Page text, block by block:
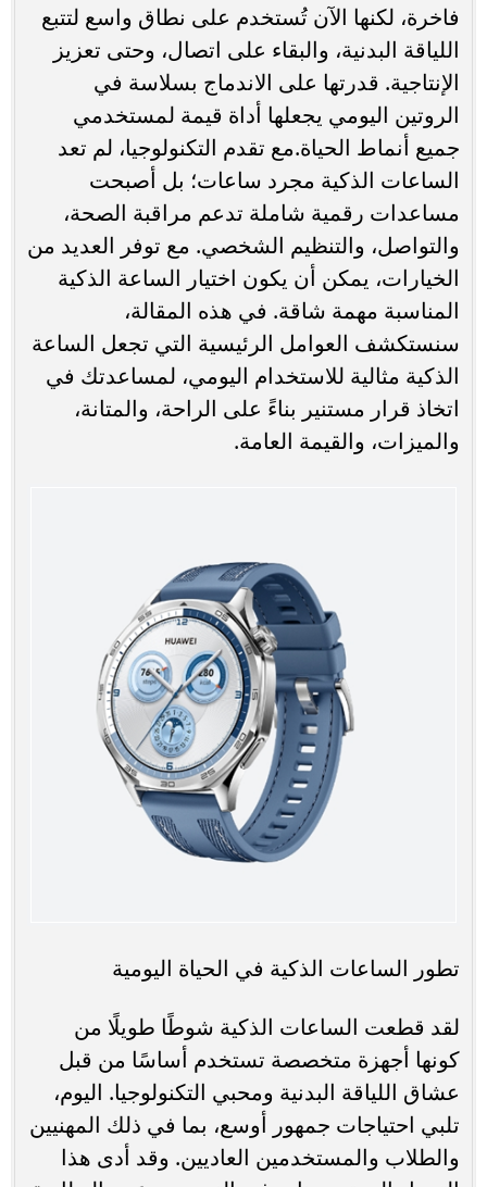
فاخرة، لكنها الآن تُستخدم على نطاق واسع لتتبع
اللياقة البدنية، والبقاء على اتصال، وحتى تعزيز
الإنتاجية. قدرتها على الاندماج بسلاسة في
الروتين اليومي يجعلها أداة قيمة لمستخدمي
جميع أنماط الحياة.مع تقدم التكنولوجيا، لم تعد
الساعات الذكية مجرد ساعات؛ بل أصبحت
مساعدات رقمية شاملة تدعم مراقبة الصحة،
والتواصل، والتنظيم الشخصي. مع توفر العديد من
الخيارات، يمكن أن يكون اختيار الساعة الذكية
المناسبة مهمة شاقة. في هذه المقالة،
سنستكشف العوامل الرئيسية التي تجعل الساعة
الذكية مثالية للاستخدام اليومي، لمساعدتك في
اتخاذ قرار مستنير بناءً على الراحة، والمتانة،
والميزات، والقيمة العامة.
تطور الساعات الذكية في الحياة اليومية
لقد قطعت الساعات الذكية شوطًا طويلًا من
كونها أجهزة متخصصة تستخدم أساسًا من قبل
عشاق اللياقة البدنية ومحبي التكنولوجيا. اليوم،
تلبي احتياجات جمهور أوسع، بما في ذلك المهنيين
والطلاب والمستخدمين العاديين. وقد أدى هذا